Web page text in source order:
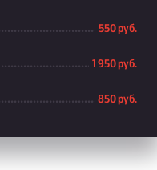
550 руб.
1 950 руб.
850 руб.